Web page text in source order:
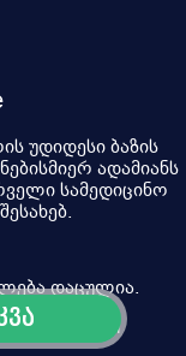
უდიდესი ბაზის
ადამიანს
სამედიცინო
დაცულია.
of "Digital